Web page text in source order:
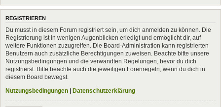
REGISTRIEREN
Du musst in diesem Forum registriert sein, um dich anmelden zu können. Die
Registrierung ist in wenigen Augenblicken erledigt und ermöglicht dir, auf
weitere Funktionen zuzugreifen. Die Board-Administration kann registrierten
Benutzern auch zusätzliche Berechtigungen zuweisen. Beachte bitte unsere
Nutzungsbedingungen und die verwandten Regelungen, bevor du dich
registrierst. Bitte beachte auch die jeweiligen Forenregeln, wenn du dich in
diesem Board bewegst.
Nutzungsbedingungen | Datenschutzerklärung